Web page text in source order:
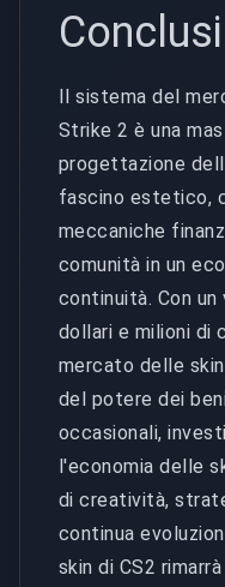
Il sistema del
Strike 2 è una
progettazione
fascino estetico,
meccaniche
comunità in un
continuità. Con un
dollari e milioni di
mercato delle
del potere dei
occasionali,
l'economia delle
di creatività,
continua
skin di CS2